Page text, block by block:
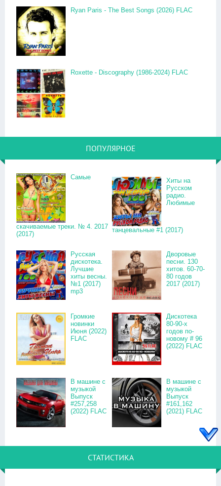
Ryan Paris - The Best Songs (2026) FLAC
Roxette - Discography (1986-2024) FLAC
ПОПУЛЯРНОЕ
Самые
скачиваемые треки. № 4. 2017
(2017)
Хиты на
Русском
радио.
Любимые
танцевальные #1 (2017)
Русская
дискотека.
Лучшие
хиты весны.
№1 (2017)
mp3
Дворовые
песни. 130
хитов. 60-70-
80 годов
2017 (2017)
Громкие
новинки
Июня (2022)
FLAC
Дискотека
80-90-х
годов по-
новому # 96
(2022) FLAC
В машине с
музыкой
Выпуск
#257,258
(2022) FLAC
В машине с
музыкой
Выпуск
#161,162
(2021) FLAC
СТАТИСТИКА